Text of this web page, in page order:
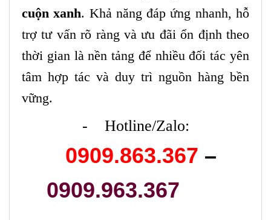
cuộn xanh. Khả năng đáp ứng nhanh, hỗ
trợ tư vấn rõ ràng và ưu đãi ổn định theo
thời gian là nền tảng để nhiều đối tác yên
tâm hợp tác và duy trì nguồn hàng bền
vững.
- Hotline/Zalo:
0909.863.367 –
0909.963.367